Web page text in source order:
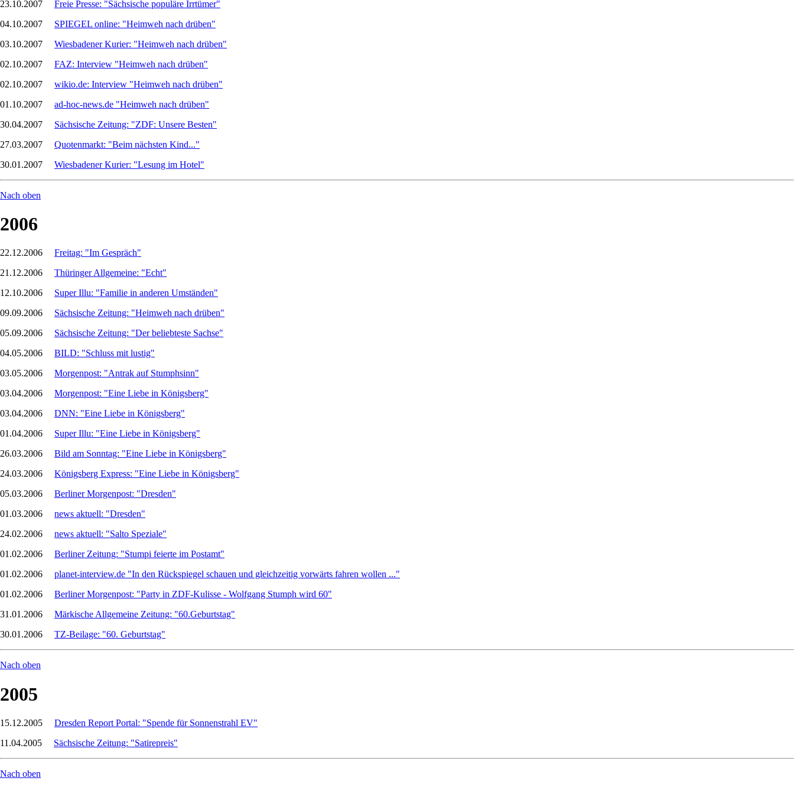
23.10.2007 Freie Presse: "Sächsische populäre Irrtümer"
04.10.2007 SPIEGEL online: "Heimweh nach drüben"
03.10.2007 Wiesbadener Kurier: "Heimweh nach drüben"
02.10.2007 FAZ: Interview "Heimweh nach drüben"
02.10.2007 wikio.de: Interview "Heimweh nach drüben"
01.10.2007 ad-hoc-news.de "Heimweh nach drüben"
30.04.2007 Sächsische Zeitung: "ZDF: Unsere Besten"
27.03.2007 Quotenmarkt: "Beim nächsten Kind..."
30.01.2007 Wiesbadener Kurier: "Lesung im Hotel"
Nach oben
2006
22.12.2006 Freitag: "Im Gespräch"
21.12.2006 Thüringer Allgemeine: "Echt"
12.10.2006 Super Illu: "Familie in anderen Umständen"
09.09.2006 Sächsische Zeitung: "Heimweh nach drüben"
05.09.2006 Sächsische Zeitung: "Der beliebteste Sachse"
04.05.2006 BILD: "Schluss mit lustig"
03.05.2006 Morgenpost: "Antrak auf Stumphsinn"
03.04.2006 Morgenpost: "Eine Liebe in Königsberg"
03.04.2006 DNN: "Eine Liebe in Königsberg"
01.04.2006 Super Illu: "Eine Liebe in Königsberg"
26.03.2006 Bild am Sonntag: "Eine Liebe in Königsberg"
24.03.2006 Königsberg Express: "Eine Liebe in Königsberg"
05.03.2006 Berliner Morgenpost: "Dresden"
01.03.2006 news aktuell: "Dresden"
24.02.2006 news aktuell: "Salto Speziale"
01.02.2006 Berliner Zeitung: "Stumpi feierte im Postamt"
01.02.2006 planet-interview.de "In den Rückspiegel schauen und gleichzeitig vorwärts fahren wollen ..."
01.02.2006 Berliner Morgenpost: "Party in ZDF-Kulisse - Wolfgang Stumph wird 60"
31.01.2006 Märkische Allgemeine Zeitung: "60.Geburtstag"
30.01.2006 TZ-Beilage: "60. Geburtstag"
Nach oben
2005
15.12.2005 Dresden Report Portal: "Spende für Sonnenstrahl EV"
11.04.2005 Sächsische Zeitung: "Satirepreis"
Nach oben